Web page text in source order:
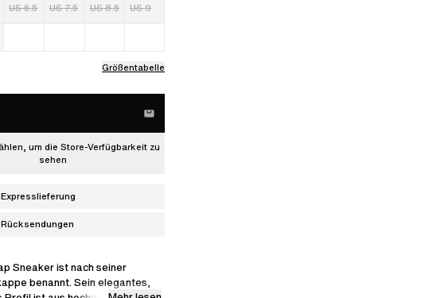
US 6.5 US 7.5 US 8.5 US 9
Größentabelle
um die Store-Verfügbarkeit zu
sehen
Sneaker ist nach seiner
benannt. Sein elegantes,